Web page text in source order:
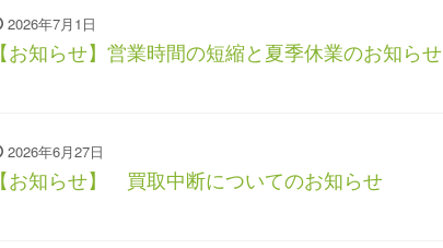
2026年7月1日
【お知らせ】営業時間の短縮と夏季休業のお知らせ
2026年6月27日
【お知らせ】 買取中断についてのお知らせ